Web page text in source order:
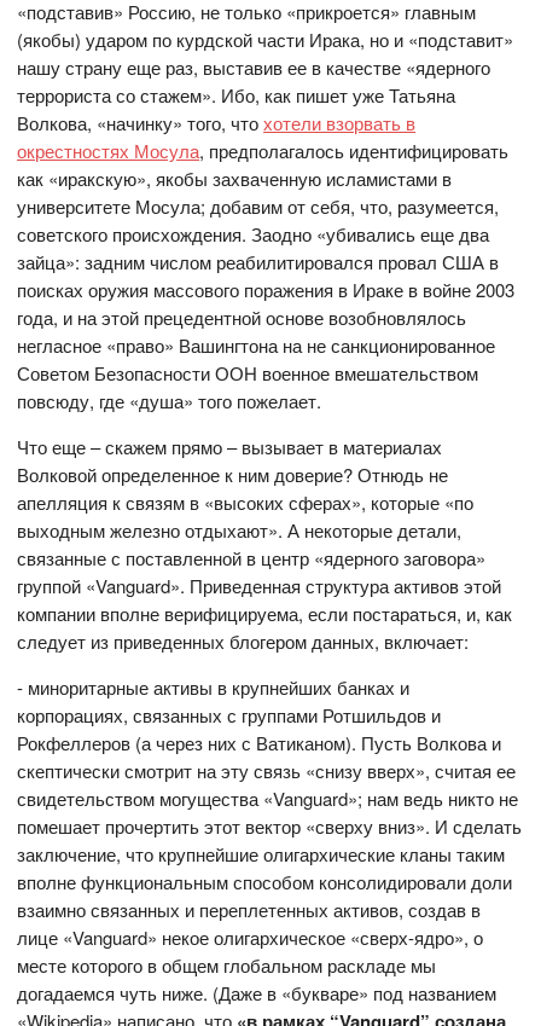
«подставив» Россию, не только «прикроется» главным
(якобы) ударом по курдской части Ирака, но и «подставит»
нашу страну еще раз, выставив ее в качестве «ядерного
террориста со стажем». Ибо, как пишет уже Татьяна
Волкова, «начинку» того, чтохотели взорвать в
окрестностях Мосула, предполагалось идентифицировать
как «иракскую», якобы захваченную исламистами в
университете Мосула; добавим от себя, что, разумеется,
советского происхождения. Заодно «убивались еще два
зайца»: задним числом реабилитировался провал США в
поисках оружия массового поражения в Ираке в войне 2003
года, и на этой прецедентной основе возобновлялось
негласное «право» Вашингтона на не санкционированное
Советом Безопасности ООН военное вмешательством
повсюду, где «душа» того пожелает.
Что еще – скажем прямо – вызывает в материалах
Волковой определенное к ним доверие? Отнюдь не
апелляция к связям в «высоких сферах», которые «по
выходным железно отдыхают». А некоторые детали,
связанные с поставленной в центр «ядерного заговора»
группой «Vanguard». Приведенная структура активов этой
компании вполне верифицируема, если постараться, и, как
следует из приведенных блогером данных, включает:
- миноритарные активы в крупнейших банках и
корпорациях, связанных с группами Ротшильдов и
Рокфеллеров (а через них с Ватиканом). Пусть Волкова и
скептически смотрит на эту связь «снизу вверх», считая ее
свидетельством могущества «Vanguard»; нам ведь никто не
помешает прочертить этот вектор «сверху вниз». И сделать
заключение, что крупнейшие олигархические кланы таким
вполне функциональным способом консолидировали доли
взаимно связанных и переплетенных активов, создав в
лице «Vanguard» некое олигархическое «сверх-ядро», о
месте которого в общем глобальном раскладе мы
догадаемся чуть ниже. (Даже в «букваре» под названием
«Wikipedia» написано, что